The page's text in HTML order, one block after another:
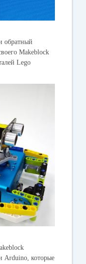
обратный
Makeblock
Lego
Arduino, которые